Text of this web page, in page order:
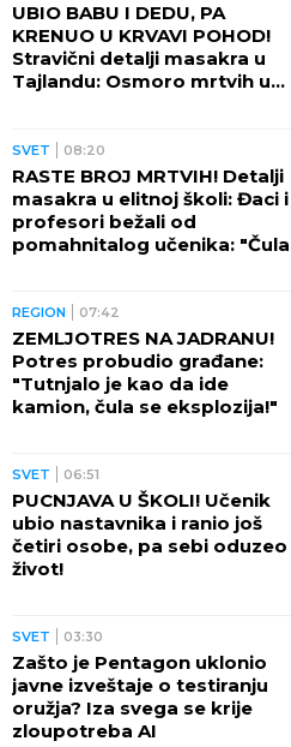
UBIO BABU I DEDU, PA
KRENUO U KRVAVI POHOD!
Stravični detalji masakra u
Tajlandu: Osmoro mrtvih u
SVET 08:20
RASTE BROJ MRTVIH! Detalji
masakra u elitnoj školi: Đaci i
profesori bežali od
pomahnitalog učenika: "Čula
REGION 07:42
ZEMLJOTRES NA JADRANU!
Potres probudio građane:
"Tutnjalo je kao da ide
kamion, čula se eksplozija!"
SVET 06:51
PUCNJAVA U ŠKOLI! Učenik
ubio nastavnika i ranio još
četiri osobe, pa sebi oduzeo
život!
SVET 03:30
Zašto je Pentagon uklonio
javne izveštaje o testiranju
oružja? Iza svega se krije
zloupotreba AI